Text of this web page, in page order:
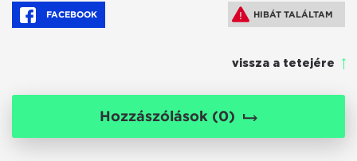
FACEBOOK HIBÁT TALÁLTAM
vissza a tetejére
Hozzászólások (0)